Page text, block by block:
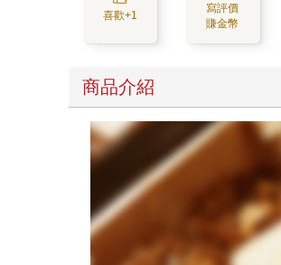
喜歡+1
寫評價
賺金幣
商品介紹